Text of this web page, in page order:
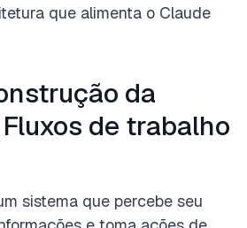
que alimenta o Claude
da
de trabalho
sistema que percebe seu